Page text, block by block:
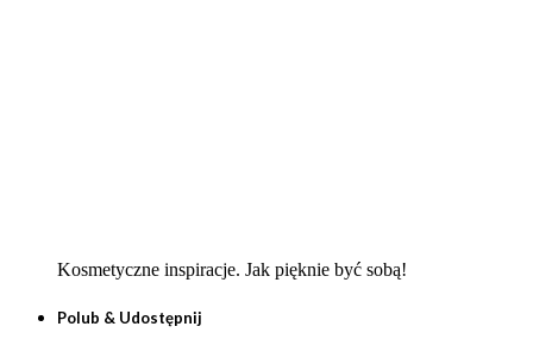
Kosmetyczne inspiracje. Jak pięknie być sobą!
Polub & Udostępnij